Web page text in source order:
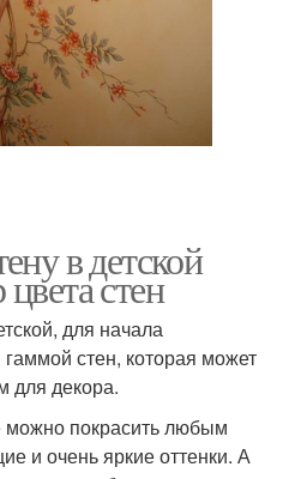
в детской
стен
для начала
стен, которая может
для декора.
можно покрасить любым
и очень яркие оттенки. А